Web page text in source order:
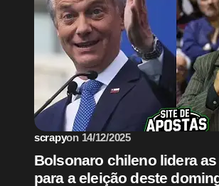
Save my
comment.
scrapyon 14/12/2025
Bolsonaro chileno lidera
para a eleição deste